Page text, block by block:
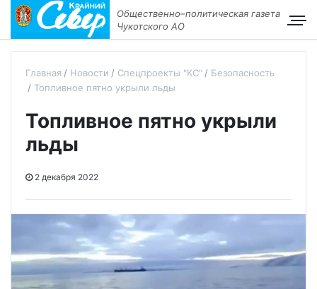
Общественно–политическая газета
Чукотского АО
Главная Новости Спецпроекты "КС"
Безопасность
Топливное пятно укрыли льды
Топливное пятно укрыли
льды
2 декабря 2022